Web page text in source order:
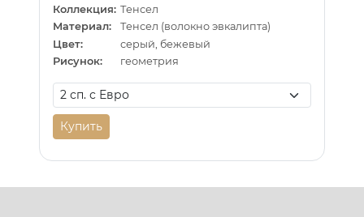
Коллекция: Тенсел
Материал:
Тенсел (волокно эвкалипта)
Цвет:
серый, бежевый
Рисунок:
геометрия
Купить